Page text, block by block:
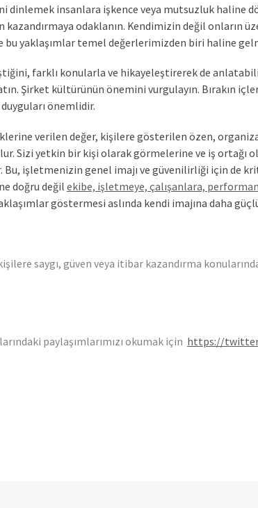
dinlemek insanlara işkence veya mutsuzluk haline
kazandırmaya odaklanın. Kendimizin değil onların
bu yaklaşımlar temel değerlerimizden biri haline
farklı konularla ve hikayeleştirerek de
Şirket kültürünün önemini vurgulayın. Bırakın
önemlidir.
verilen değer, kişilere gösterilen özen,
Sizi yetkin bir kişi olarak görmelerine ve iş
Bu, işletmenizin genel imajı ve güvenilirliği için de
doğru değil ekibe, işletmeye, çalışanlara,
göstermesi aslında kendi imajına daha
saygı, güven veya itibar kazandırma
paylaşımlarımızı okumak için https://